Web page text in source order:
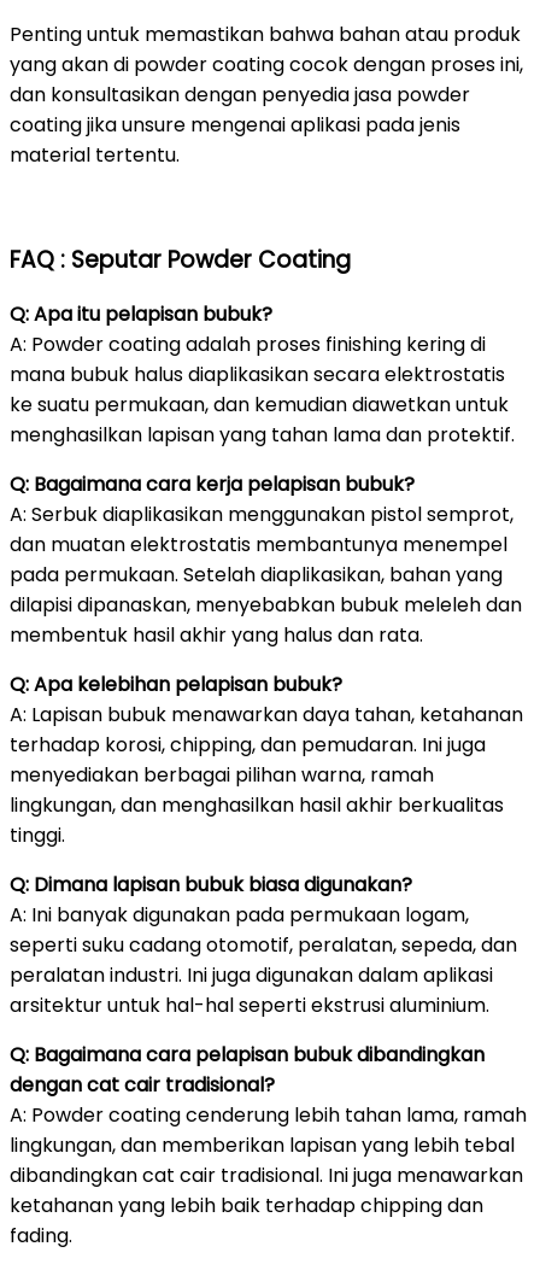
Penting untuk memastikan bahwa bahan atau produk
yang akan di powder coating cocok dengan proses ini,
dan konsultasikan dengan penyedia jasa powder
coating jika unsure mengenai aplikasi pada jenis
material tertentu.
FAQ : Seputar Powder Coating
Q: Apa itu pelapisan bubuk?
A: Powder coating adalah proses finishing kering di
mana bubuk halus diaplikasikan secara elektrostatis
ke suatu permukaan, dan kemudian diawetkan untuk
menghasilkan lapisan yang tahan lama dan protektif.
Q: Bagaimana cara kerja pelapisan bubuk?
A: Serbuk diaplikasikan menggunakan pistol semprot,
dan muatan elektrostatis membantunya menempel
pada permukaan. Setelah diaplikasikan, bahan yang
dilapisi dipanaskan, menyebabkan bubuk meleleh dan
membentuk hasil akhir yang halus dan rata.
Q: Apa kelebihan pelapisan bubuk?
A: Lapisan bubuk menawarkan daya tahan, ketahanan
terhadap korosi, chipping, dan pemudaran. Ini juga
menyediakan berbagai pilihan warna, ramah
lingkungan, dan menghasilkan hasil akhir berkualitas
tinggi.
Q: Dimana lapisan bubuk biasa digunakan?
A: Ini banyak digunakan pada permukaan logam,
seperti suku cadang otomotif, peralatan, sepeda, dan
peralatan industri. Ini juga digunakan dalam aplikasi
arsitektur untuk hal-hal seperti ekstrusi aluminium.
Q: Bagaimana cara pelapisan bubuk dibandingkan
dengan cat cair tradisional?
A: Powder coating cenderung lebih tahan lama, ramah
lingkungan, dan memberikan lapisan yang lebih tebal
dibandingkan cat cair tradisional. Ini juga menawarkan
ketahanan yang lebih baik terhadap chipping dan
fading.